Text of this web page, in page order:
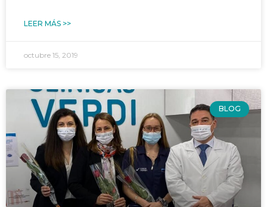
LEER MÁS >>
octubre 15, 2019
BLOG